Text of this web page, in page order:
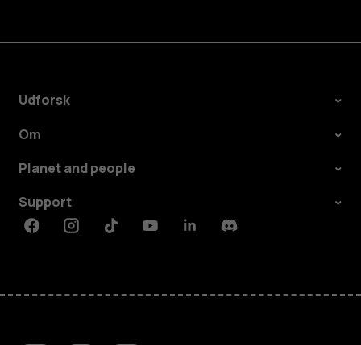
Udforsk
Om
Planet and people
Support
FacebookInstagramTiktokYoutubeLinkedinDiscord